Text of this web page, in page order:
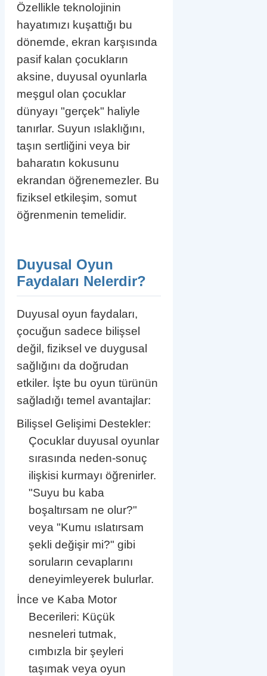
Özellikle teknolojinin
hayatımızı kuşattığı bu
dönemde, ekran karşısında
pasif kalan çocukların
aksine, duyusal oyunlarla
meşgul olan çocuklar
dünyayı "gerçek" haliyle
tanırlar. Suyun ıslaklığını,
taşın sertliğini veya bir
baharatın kokusunu
ekrandan öğrenemezler. Bu
fiziksel etkileşim, somut
öğrenmenin temelidir.
Duyusal Oyun
Faydaları Nelerdir?
Duyusal oyun faydaları,
çocuğun sadece bilişsel
değil, fiziksel ve duygusal
sağlığını da doğrudan
etkiler. İşte bu oyun türünün
sağladığı temel avantajlar:
Bilişsel Gelişimi Destekler:
Çocuklar duyusal oyunlar
sırasında neden-sonuç
ilişkisi kurmayı öğrenirler.
"Suyu bu kaba
boşaltırsam ne olur?"
veya "Kumu ıslatırsam
şekli değişir mi?" gibi
soruların cevaplarını
deneyimleyerek bulurlar.
İnce ve Kaba Motor
Becerileri: Küçük
nesneleri tutmak,
cımbızla bir şeyleri
taşımak veya oyun